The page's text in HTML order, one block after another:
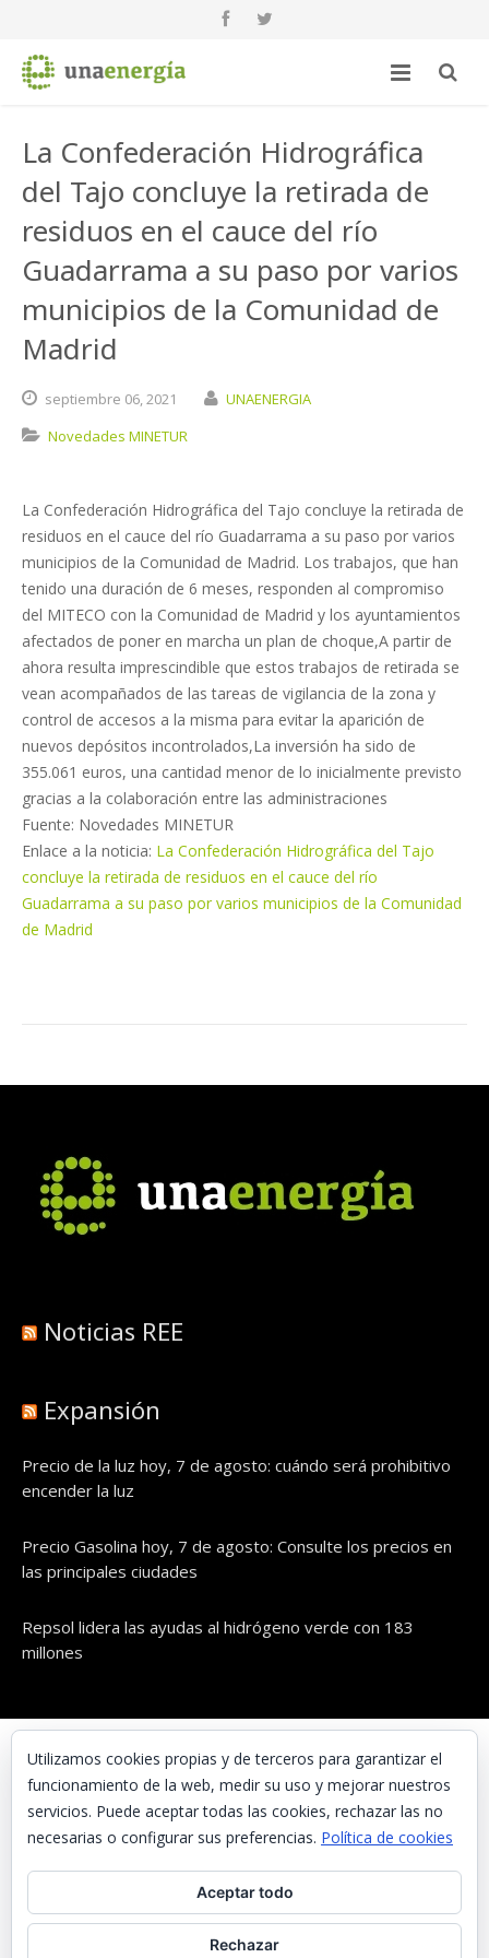
La Confederación Hidrográfica
del Tajo concluye la retirada de
residuos en el cauce del río
Guadarrama a su paso por varios
municipios de la Comunidad de
Madrid
septiembre 06,2021
UNAENERGIA
Novedades MINETUR
La Confederación Hidrográfica del Tajo concluye la retirada de
residuos en el cauce del río Guadarrama a su paso por varios
municipios de la Comunidad de Madrid. Los trabajos, que han
tenido una duración de 6 meses, responden al compromiso
del MITECO con la Comunidad de Madrid y los ayuntamientos
afectados de poner en marcha un plan de choque,A partir de
ahora resulta imprescindible que estos trabajos de retirada se
vean acompañados de las tareas de vigilancia de la zona y
control de accesos a la misma para evitar la aparición de
nuevos depósitos incontrolados,La inversión ha sido de
355.061 euros, una cantidad menor de lo inicialmente previsto
gracias a la colaboración entre las administraciones
Fuente: Novedades MINETUR
Enlace a la noticia: La Confederación Hidrográfica del Tajo
concluye la retirada de residuos en el cauce del río
Guadarrama a su paso por varios municipios de la Comunidad
de Madrid
Noticias REE
Expansión
Precio de la luz hoy, 7 de agosto: cuándo será prohibitivo
encender la luz
Precio Gasolina hoy, 7 de agosto: Consulte los precios en
las principales ciudades
Repsol lidera las ayudas al hidrógeno verde con 183
millones
© UNAENERGÍA, S.L.
Inicio
Contacta con nosotros
Preguntas frecuentes
Aviso Legal
Utilizamos cookies propias y de terceros para garantizar el
funcionamiento de la web, medir su uso y mejorar nuestros
servicios. Puede aceptar todas las cookies, rechazar las no
necesarias o configurar sus preferencias. Política de cookies
Aceptar todo
Rechazar